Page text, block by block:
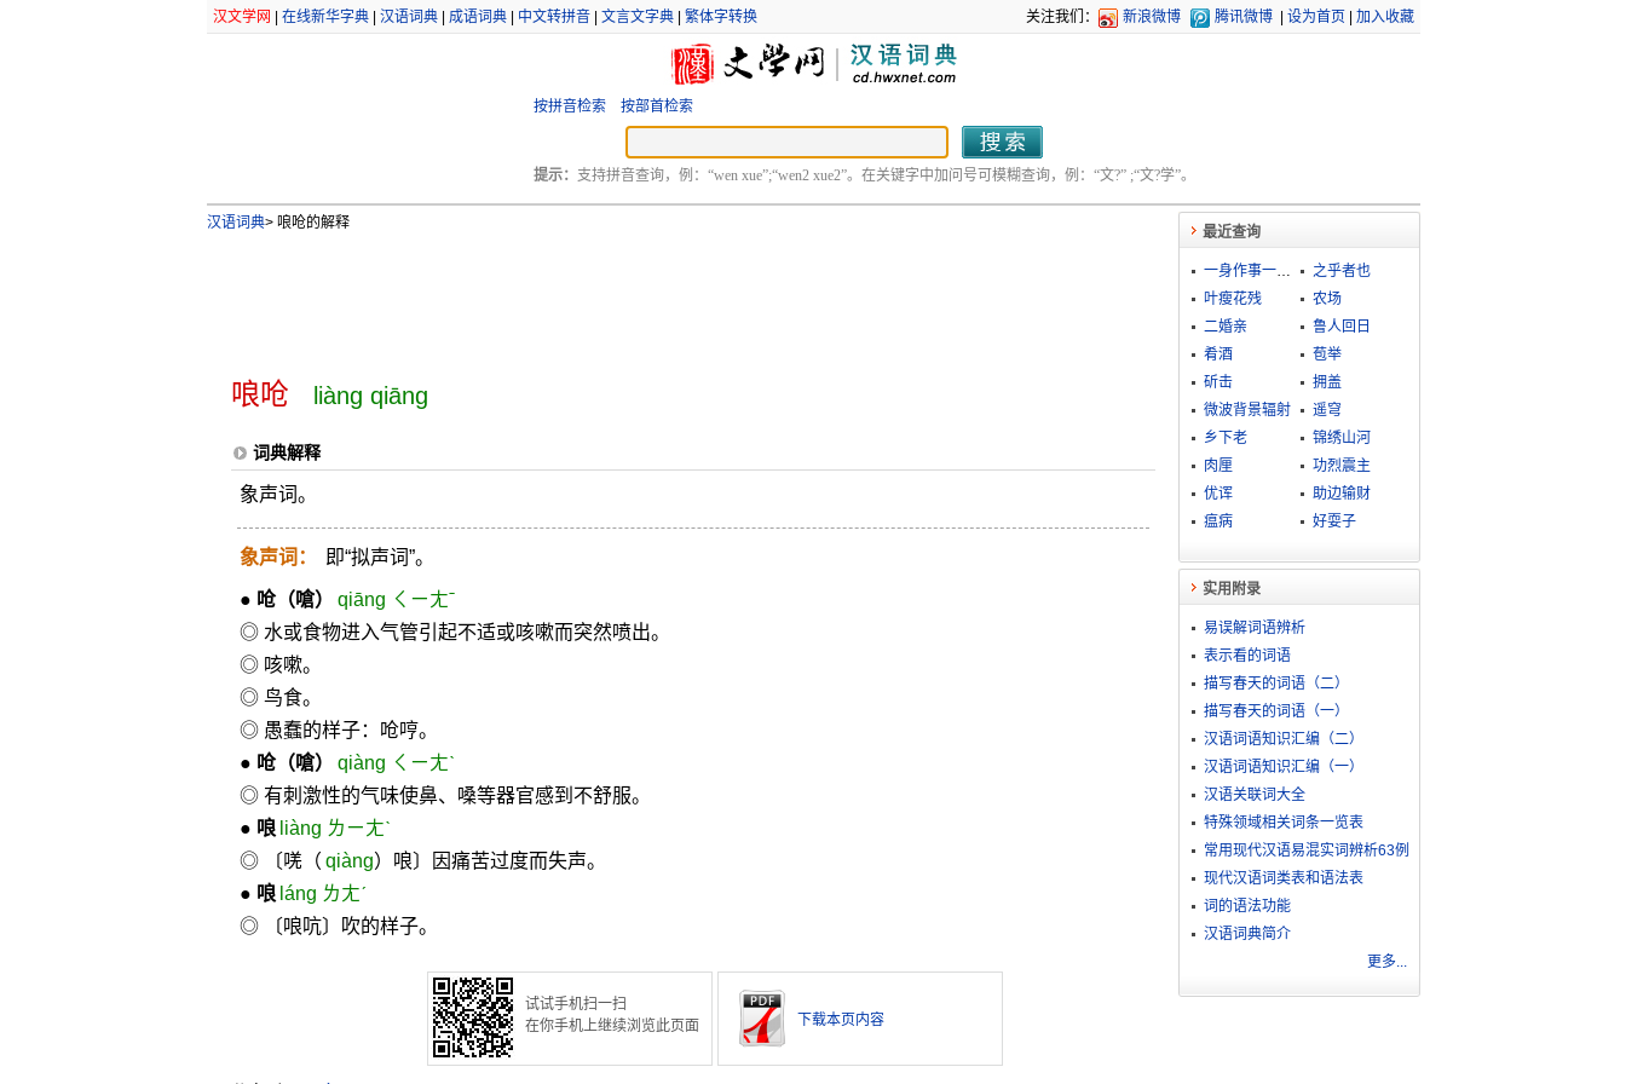
汉文学网 在线新华字典| 汉语词典| 成语词典| 中文转拼音| 文言文字典| 繁体字转换 关注我们： 新浪微博 腾讯微博 设为首页 加入收藏
按拼音检索 按部首检索
提示： 支持拼音查询，例：“wen xue”;“wen2 xue2”。在关键字中加问号可模糊查询，例：“文?” ;“文?学”。
汉语词典>哴呛的解释
哴呛 liàng qiāng
词典解释
象声词。
象声词： 即“拟声词”。
● 呛（嗆）
qiāng ㄑㄧㄤˉ
◎ 水或食物进入气管引起不适或咳嗽而突然喷出。
◎ 咳嗽。
◎ 鸟食。
◎ 愚蠢的样子：呛哼。
● 呛（嗆）
qiàng ㄑㄧㄤˋ
◎ 有刺激性的气味使鼻、嗓等器官感到不舒服。
● 哴 liàng ㄌㄧㄤˋ
◎ 〔唴（ qiànɡ）哴〕因痛苦过度而失声。
● 哴 láng ㄌㄤˊ
◎ 〔哴吭〕吹的样子。
试试手机扫一扫
在你手机上继续浏览此页面
下载本页内容
最近查询
一身作事一身当
之乎者也
叶瘦花残
农场
二婚亲
鲁人回日
肴酒
苞举
斫击
拥盖
微波背景辐射
遥穹
乡下老
锦绣山河
肉厘
功烈震主
优诨
助边输财
瘟病
好耍子
实用附录
易误解词语辨析
表示看的词语
描写春天的词语（二）
描写春天的词语（一）
汉语词语知识汇编（二）
汉语词语知识汇编（一）
汉语关联词大全
特殊领域相关词条一览表
常用现代汉语易混实词辨析63例
现代汉语词类表和语法表
词的语法功能
汉语词典简介
更多...